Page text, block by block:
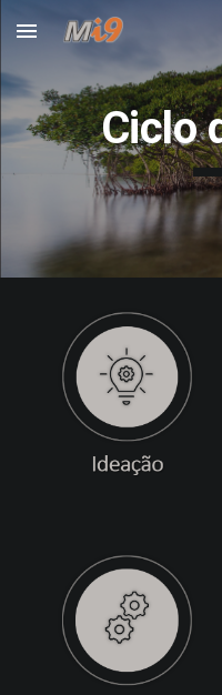
Skip to main content
Ciclo